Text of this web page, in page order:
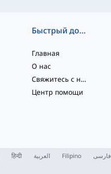
Быстрый доступ
Главная
О нас
Свяжитесь с нами
Центр помощи
हिन्दी العربية Filipino فارسی